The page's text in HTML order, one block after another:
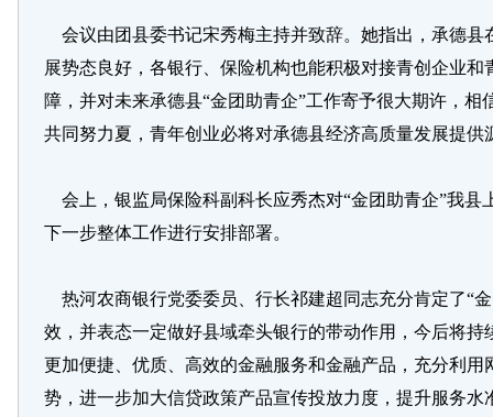
会议由团县委书记宋秀梅主持并致辞。她指出，承德县
展势态良好，各银行、保险机构也能积极对接青创企业和
障，并对未来承德县“金团助青企”工作寄予很大期许，相
共同努力夏，青年创业必将对承德县经济高质量发展提供
会上，银监局保险科副科长应秀杰对“金团助青企”我县
下一步整体工作进行安排部署。
热河农商银行党委委员、行长祁建超同志充分肯定了“
效，并表态一定做好县域牵头银行的带动作用，今后将持
更加便捷、优质、高效的金融服务和金融产品，充分利用
势，进一步加大信贷政策产品宣传投放力度，提升服务水